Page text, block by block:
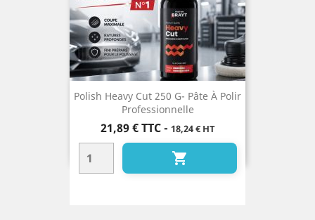
Polish Heavy Cut 250 G- Pâte À Polir
Professionnelle
Prix
21,89 € TTC- 18,24 € HT
